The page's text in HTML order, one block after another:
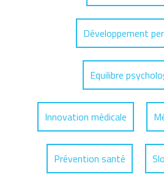
Développement
Equilibre
Innovation médicale
Prévention santé